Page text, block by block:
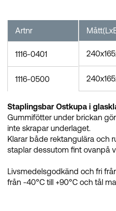
Artnr
1116-0401
1116-0500
Staplingsbar Ostkupa i
Gummifötter under brickan
inte skrapar underlaget.
Klarar både rektangulära och
staplar dessutom fint ovanpå
Livsmedelsgodkänd och fri
från -40°C till +90°C och tål